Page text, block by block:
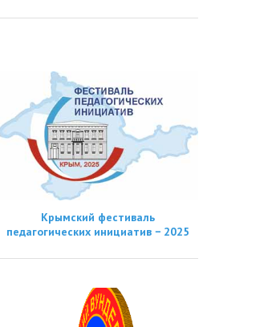
Крымский фестиваль
педагогических инициатив − 2025